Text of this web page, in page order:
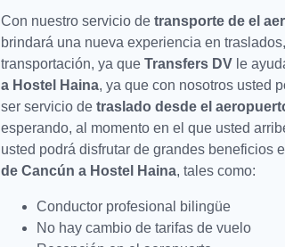
Con nuestro servicio de transporte de el
brindará una nueva experiencia en
transportación, ya que Transfers DV le
a Hostel Haina, ya que con nosotros usted
ser servicio de traslado desde el
esperando, al momento en el que usted
usted podrá disfrutar de grandes beneficios
de Cancún a Hostel Haina, tales como:
Conductor profesional bilingüe
No hay cambio de tarifas de vuelo